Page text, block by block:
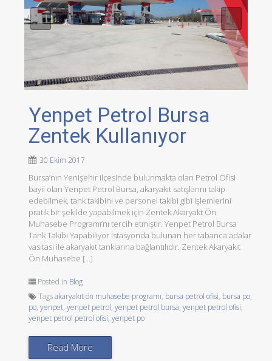
Yenpet Petrol Bursa
Zentek Kullanıyor
30 Ekim 2017
Bursa’nın Yenişehir ilçesinde bulunmakta olan Petrol Ofisi
bayii olan Yenpet Petrol Bursa, akaryakıt satışlarını takip
edebilmek, tank takibini ve personel takibi gibi işlemlerini
pratik bir şekilde yapabilmek için Zentek Akaryakt Ön
Muhasebe Programı’nı tercih etmiştir. Yenpet Petrol Bursa
Tank Takibi Yapabiliyor İstasyonda bulunan her tabanca adalar
vasıtası ile akaryakıt tanklarına bağlantılıdır. Zentek Akaryakıt
Ön Muhasebe […]
Posted in Blog
Tagsakaryakıt ön muhasebe programı, bursa petrol ofisi, bursa po,
po,yenpet,yenpet petrol,yenpet petrol bursa,yenpet petrol ofisi,
yenpet petrol petrol ofisi,yenpet po
Read More